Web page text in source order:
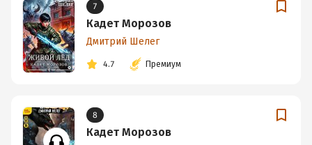
7
Кадет Морозов
Дмитрий Шелег
4.7 Премиум
8
Кадет Морозов